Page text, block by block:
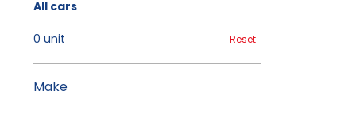
All cars
0 unit Reset
Make